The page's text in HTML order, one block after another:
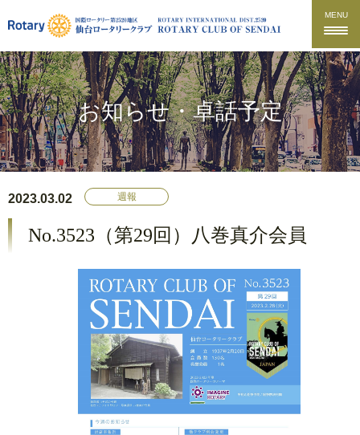
MENU
お知らせ・卓話予定
2023.03.02 週報
No.3523（第29回）八巻真介会員